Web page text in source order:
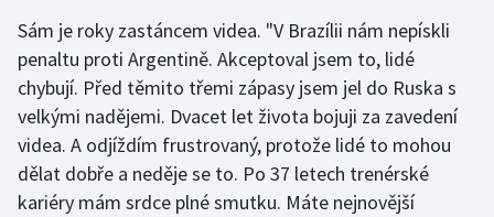
Sám je roky zastáncem videa. "V Brazílii nám nepískli
penaltu proti Argentině. Akceptoval jsem to, lidé
chybují. Před těmito třemi zápasy jsem jel do Ruska s
velkými nadějemi. Dvacet let života bojuji za zavedení
videa. A odjíždím frustrovaný, protože lidé to mohou
dělat dobře a neděje se to. Po 37 letech trenérské
kariéry mám srdce plné smutku. Máte nejnovější